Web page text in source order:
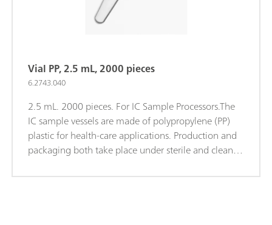
Vial PP, 2.5 mL, 2000 pieces
6.2743.040
2.5 mL. 2000 pieces. For IC Sample Processors.The
IC sample vessels are made of polypropylene (PP)
plastic for health-care applications. Production and
packaging both take place under sterile and clean-
accordance with DIN ISO 14644). This guarantees